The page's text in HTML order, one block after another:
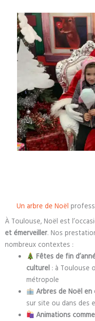
Un arbre de Noël
À Toulouse, Noël est
et émerveiller. Nos
nombreux contextes :
Fêtes de fin
culturel: à Toulouse
métropole
Arbres de Noël
sur site ou dans des
Animations